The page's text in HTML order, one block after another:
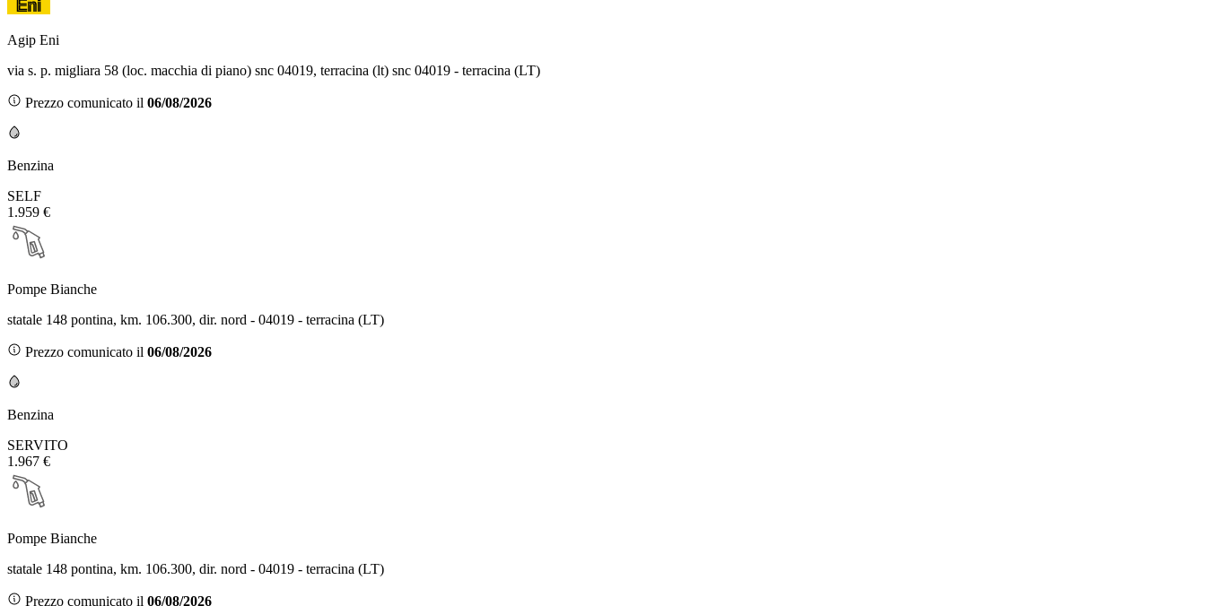
Agip Eni
via s. p. migliara 58 (loc. macchia di piano) snc 04019, terracina (lt) snc 04019 - terracina (LT)
Prezzo comunicato il 06/08/2026
Benzina
SELF
1.959 €
Pompe Bianche
statale 148 pontina, km. 106.300, dir. nord - 04019 - terracina (LT)
Prezzo comunicato il 06/08/2026
Benzina
SERVITO
1.967 €
Pompe Bianche
statale 148 pontina, km. 106.300, dir. nord - 04019 - terracina (LT)
Prezzo comunicato il 06/08/2026